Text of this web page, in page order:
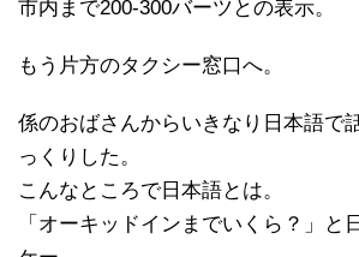
市内まで200-300バーツとの表示。
もう片方のタクシー窓口へ。
係のおばさんからいきなり日本語で
っくりした。
こんなところで日本語とは。
「オーキッドインまでいくら？」と